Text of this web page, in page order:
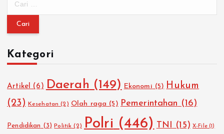
i
n
t
k
:
Kategori
Artikel (6) Daerah (149) Ekonomi (5) Hukum
(23)
Kesehatan (2) Olah raga (5) Pemerintahan (16)
Pendidikan (3) Politik (2) Polri (446) TNI (15) X-File(1)